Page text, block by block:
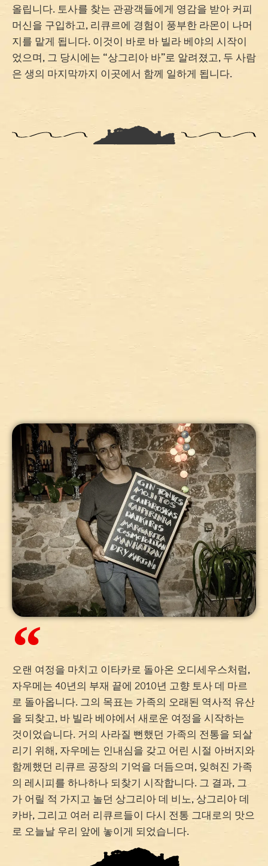
올립니다. 토사를 찾는 관광객들에게 영감을 받아 커피
머신을 구입하고, 리큐르에 경험이 풍부한 라몬이 나머
지를 맡게 됩니다. 이것이 바로 바 빌라 베야의 시작이
었으며, 그 당시에는 “상그리아 바”로 알려졌고, 두 사람
은 생의 마지막까지 이곳에서 함께 일하게 됩니다.
오랜 여정을 마치고 이타카로 돌아온 오디세우스처럼,
자우메는 40년의 부재 끝에 2010년 고향 토사 데 마르
로 돌아옵니다. 그의 목표는 가족의 오래된 역사적 유산
을 되찾고, 바 빌라 베야에서 새로운 여정을 시작하는
것이었습니다. 거의 사라질 뻔했던 가족의 전통을 되살
리기 위해, 자우메는 인내심을 갖고 어린 시절 아버지와
함께했던 리큐르 공장의 기억을 더듬으며, 잊혀진 가족
의 레시피를 하나하나 되찾기 시작합니다. 그 결과, 그
가 어릴 적 가지고 놀던 상그리아 데 비노, 상그리아 데
카바, 그리고 여러 리큐르들이 다시 전통 그대로의 맛으
로 오늘날 우리 앞에 놓이게 되었습니다.